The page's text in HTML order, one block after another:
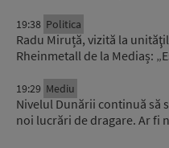
19:38 Politica
Radu Miruță, vizită la
Rheinmetall de la Mediaș:
19:29 Mediu
Nivelul Dunării continuă să
noi lucrări de dragare. Ar fi